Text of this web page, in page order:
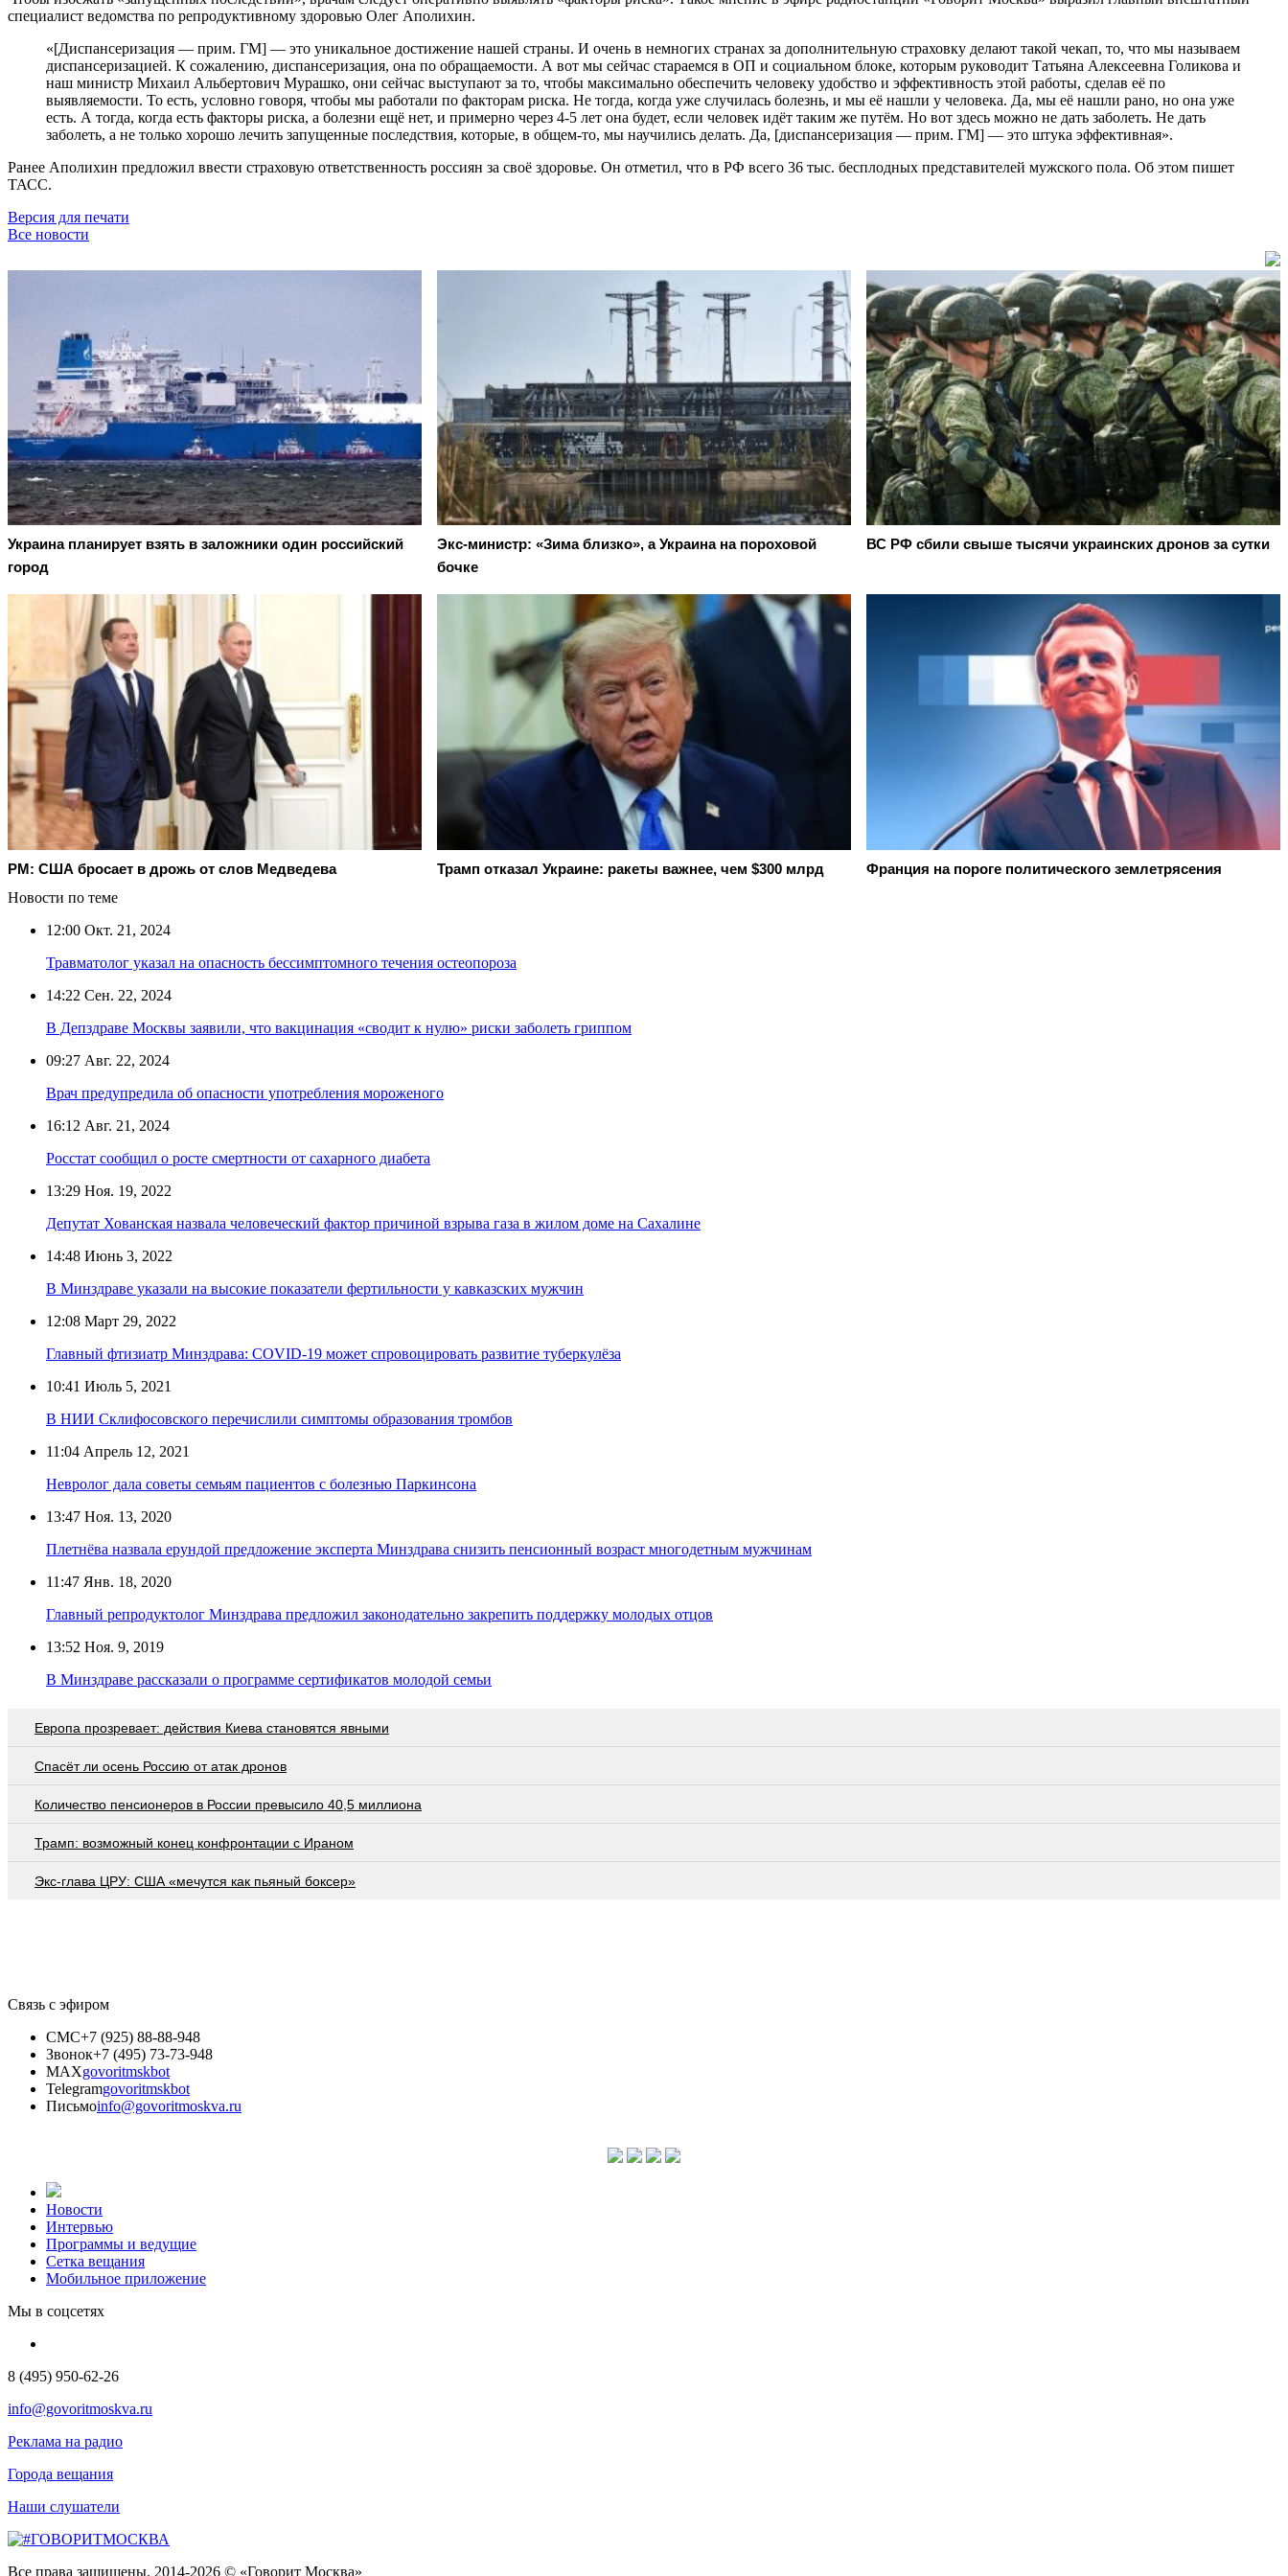
специалист ведомства по репродуктивному здоровью Олег Аполихин.
«[Диспансеризация — прим. ГМ] — это уникальное достижение нашей страны. И очень в немногих странах за дополнительную страховку делают такой чекап, то, что мы называем
диспансеризацией. К сожалению, диспансеризация, она по обращаемости. А вот мы сейчас стараемся в ОП и социальном блоке, которым руководит Татьяна Алексеевна Голикова и
наш министр Михаил Альбертович Мурашко, они сейчас выступают за то, чтобы максимально обеспечить человеку удобство и эффективность этой работы, сделав её по
выявляемости. То есть, условно говоря, чтобы мы работали по факторам риска. Не тогда, когда уже случилась болезнь, и мы её нашли у человека. Да, мы её нашли рано, но она уже
есть. А тогда, когда есть факторы риска, а болезни ещё нет, и примерно через 4-5 лет она будет, если человек идёт таким же путём. Но вот здесь можно не дать заболеть. Не дать
заболеть, а не только хорошо лечить запущенные последствия, которые, в общем-то, мы научились делать. Да, [диспансеризация — прим. ГМ] — это штука эффективная».
Ранее Аполихин предложил ввести страховую ответственность россиян за своё здоровье. Он отметил, что в РФ всего 36 тыс. бесплодных представителей мужского пола. Об этом пишет
ТАСС.
Версия для печати
Все новости
Украина планирует взять в заложники один российский
город
Экс-министр: «Зима близко», а Украина на пороховой
бочке
ВС РФ сбили свыше тысячи украинских дронов за сутки
PM: США бросает в дрожь от слов Медведева Трамп отказал Украине: ракеты важнее, чем $300 млрд
Франция на пороге политического землетрясения
Новости по теме
12:00 Окт. 21, 2024
Травматолог указал на опасность бессимптомного течения остеопороза
14:22 Сен. 22, 2024
В Депздраве Москвы заявили, что вакцинация «сводит к нулю» риски заболеть гриппом
09:27 Авг. 22, 2024
Врач предупредила об опасности употребления мороженого
16:12 Авг. 21, 2024
Росстат сообщил о росте смертности от сахарного диабета
13:29 Ноя. 19, 2022
Депутат Хованская назвала человеческий фактор причиной взрыва газа в жилом доме на Сахалине
14:48 Июнь 3, 2022
В Минздраве указали на высокие показатели фертильности у кавказских мужчин
12:08 Март 29, 2022
Главный фтизиатр Минздрава: COVID-19 может спровоцировать развитие туберкулёза
10:41 Июль 5, 2021
В НИИ Склифосовского перечислили симптомы образования тромбов
11:04 Апрель 12, 2021
Невролог дала советы семьям пациентов с болезнью Паркинсона
13:47 Ноя. 13, 2020
Плетнёва назвала ерундой предложение эксперта Минздрава снизить пенсионный возраст многодетным мужчинам
11:47 Янв. 18, 2020
Главный репродуктолог Минздрава предложил законодательно закрепить поддержку молодых отцов
13:52 Ноя. 9, 2019
В Минздраве рассказали о программе сертификатов молодой семьи
Европа прозревает: действия Киева становятся явными
Спасёт ли осень Россию от атак дронов
Количество пенсионеров в России превысило 40,5 миллиона
Трамп: возможный конец конфронтации с Ираном
Экс-глава ЦРУ: США «мечутся как пьяный боксер»
Связь с эфиром
СМС+7 (925) 88-88-948
Звонок+7 (495) 73-73-948
MAXgovoritmskbot
Telegramgovoritmskbot
Письмоinfo@govoritmoskva.ru
Новости
Интервью
Программы и ведущие
Сетка вещания
Мобильное приложение
Мы в соцсетях
8 (495) 950-62-26
info@govoritmoskva.ru
Реклама на радио
Города вещания
Наши слушатели
Все права защищены. 2014-2026 © «Говорит Москва»